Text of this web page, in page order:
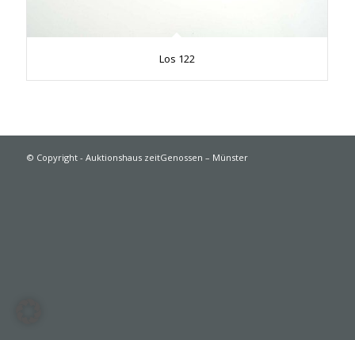
Los 122
© Copyright - Auktionshaus zeitGenossen – Münster